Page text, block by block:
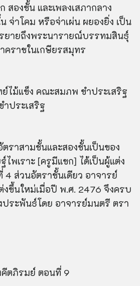
สองชั้น และเพลงเสภากลาง
จ่าโคม หรือจ่าเผ่น ผยองยิ่ง เป็น
ยายถึงพระนารายณ์บรรทมสินธุ์
ราชในเกษียรสมุทร
ไม้แข็ง คณะสมภพ ขำประเสริฐ
ประเสริฐ
ตราสามชั้นและสองชั้นเป็นของ
พเราะ [ครูมีแขก] ได้เป็นผู้แต่ง
4 ส่วนอัตราชั้นเดียว อาจารย์
งขึ้นใหม่เมื่อปี พ.ศ. 2476 จึงครบ
ประพันธ์โดย อาจารย์มนตรี ตรา
คีตภิรมย์ ตอนที่ 9